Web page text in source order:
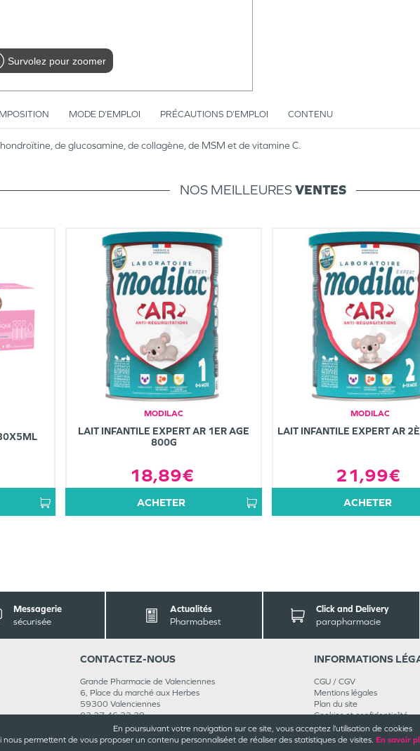
En poursuivant votre navigation sur ce site, vous acceptez l’utilisation de cookies
nous permettent de vous proposer un contenu personnaliséet de réaliser des statistiques de visites. En savoir
Survolez pour zoomer
MODE D’EMPLOI PRÉCAUTIONS D’EMPLOI CONTENU
de glucosamine, de collagène, de MSM et de vitamine C.
NOS MEILLEURESVENTES
MODILAC
LAIT INFANTILE EXPERT AR 1ER AGE
800G
18,89€
ACHETER
MODILAC
LAIT INFANTILE EXPERT AR
21,99€
ACHETER
Messagerie
sécurisée
Actualités
Pharmabest
Click and Delivery
parapharmacie
CONTACTEZ-NOUS
Grande Pharmacie de Valenciennes
6, Place du marché aux Herbes
59300 Valenciennes
03 27 46 32 39
Rejoignez-nous
INFORMATIONS
CGU / CGV
Mentions légales
Plan du site
Cookies et confidentialité
Rappels de produits
Médiateur